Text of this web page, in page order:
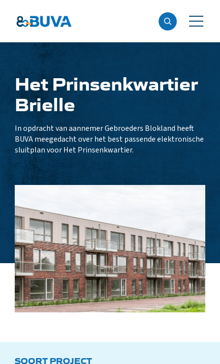
Het Prinsenkwartier
Brielle
In opdracht van aannemer Gebroeders Blokland heeft
BUVA meegedacht over het best passende elektronische
sluitplan voor Het Prinsenkwartier.
SOORT PROJECT